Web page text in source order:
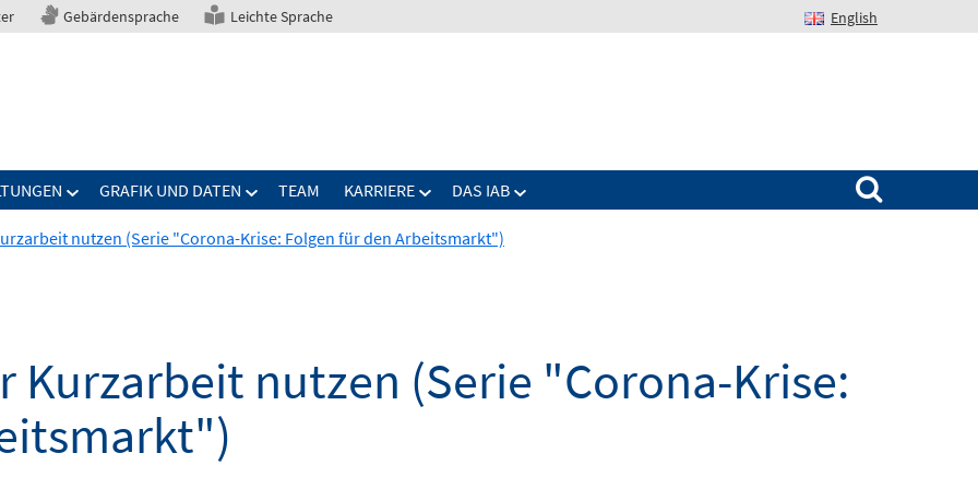
Gebärdensprache Leichte Sprache English
GRAFIK UND DATEN TEAM KARRIERE DAS IAB
Suchen nach:
nutzen (Serie "Corona-Krise: Folgen für den Arbeitsmarkt")
Kurzarbeit nutzen (Serie "Corona-Krise: